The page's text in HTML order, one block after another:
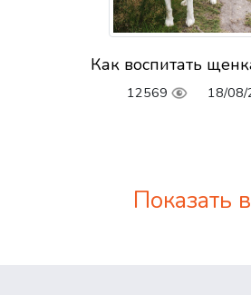
Как воспитать
12569 18/
Показать